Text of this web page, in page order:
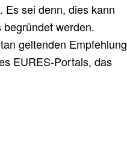
Es sei denn, dies kann
werden.
geltenden Empfehlung
EURES-Portals, das